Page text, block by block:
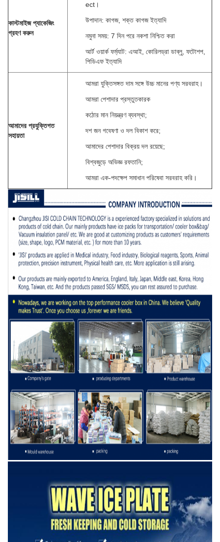
কাস্টমাইজ প্যাকেজিং
গ্রহণ করুন
ect।
উপাদান: কাগজ, শক্ত কাগজ ইত্যাদি
নমুনা সময়: 7 দিন পরে নকশা নিশ্চিত করা
আর্ট ওয়ার্ক ফর্ম্যাট: এআই, কোরিলড্রা ডাব্লু, ফটোশপ,
পিডিএফ ইত্যাদি
আমাদের প্রযুক্তিগত
সহায়তা
আমরা যুক্তিসঙ্গত দাম সঙ্গে উচ্চ মানের পণ্য সরবরাহ।
আমরা পেশাদার প্রস্তুতকারক
কঠোর মান নিয়ন্ত্রণ ব্যবস্থা;
দশ জন গবেষণা ও দল বিকাশ করে;
আমাদের পেশাদার বিক্রয় দল রয়েছে;
বিশ্বজুড়ে অভিজ্ঞ রফতানি;
আমরা এক-পদক্ষেপ সমাধান পরিষেবা সরবরাহ করি।